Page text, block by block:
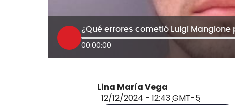
¿Qué errores cometió Luigi Mangione
00:00:00
Lina María Vega
12/12/2024 - 12:43GMT-5